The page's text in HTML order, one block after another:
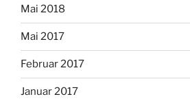
Mai 2018
Mai 2017
Februar 2017
Januar 2017